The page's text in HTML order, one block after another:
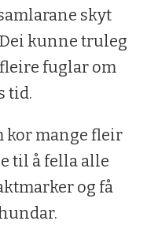
skyt
kunne truleg
fuglar om
tid.
kor mange fleir
til å fella alle
og få